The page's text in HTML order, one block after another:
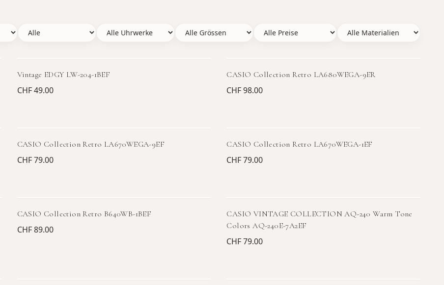
Vintage EDGY LW-204-1BEF
CHF 49.00
CASIO Collection Retro LA680WEGA-9ER
CHF 98.00
CASIO Collection Retro LA670WEGA-9EF
CHF 79.00
CASIO Collection Retro LA670WEGA-1EF
CHF 79.00
CASIO Collection Retro B640WB-1BEF
CHF 89.00
CASIO VINTAGE COLLECTION AQ-240 Warm Tone
Colors AQ-240E-7A2EF
CHF 79.00